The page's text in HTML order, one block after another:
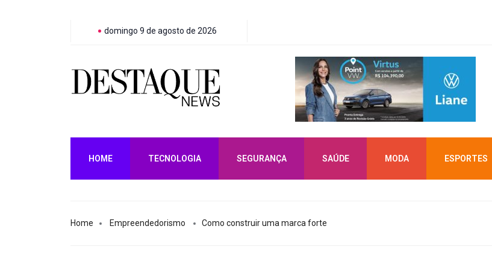
domingo 9 de agosto de 2026
HOME TECNOLOGIA SEGURANÇA SAÚDE MODA ESPORTES
Home Empreendedorismo Como construir uma marca forte